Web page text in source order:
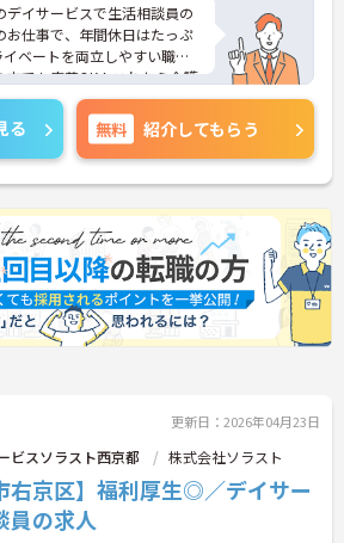
デイサービスで生活相談員の
お仕事で、年間休日はたっぷ
ベートを両立しやすい職場
でも応募OK！これから介護
う方にピッタリの職場です♪
イントをお伝えしますの
さい！
る 無料 紹介してもらう
更新日：2026年04月23日
ビスソラスト西京都 株式会社ソラスト
右京区】福利厚生◎／デイサー
員の求人